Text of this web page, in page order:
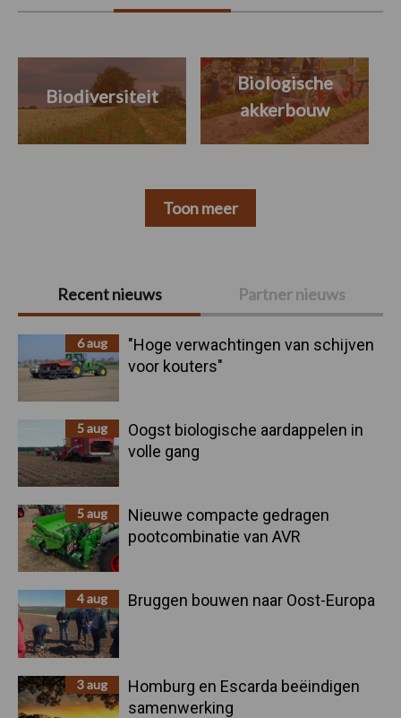
Primaire
Sidebar
Recent nieuws Partner nieuws
6 aug
"Hoge verwachtingen van schijven
voor kouters"
5 aug
Oogst biologische aardappelen in
volle gang
5 aug
Nieuwe compacte gedragen
pootcombinatie van AVR
4 aug Bruggen bouwen naar Oost-Europa
3 aug
Homburg en Escarda beëindigen
samenwerking
Biodiversiteit
Biologische
akkerbouw
Toon meer